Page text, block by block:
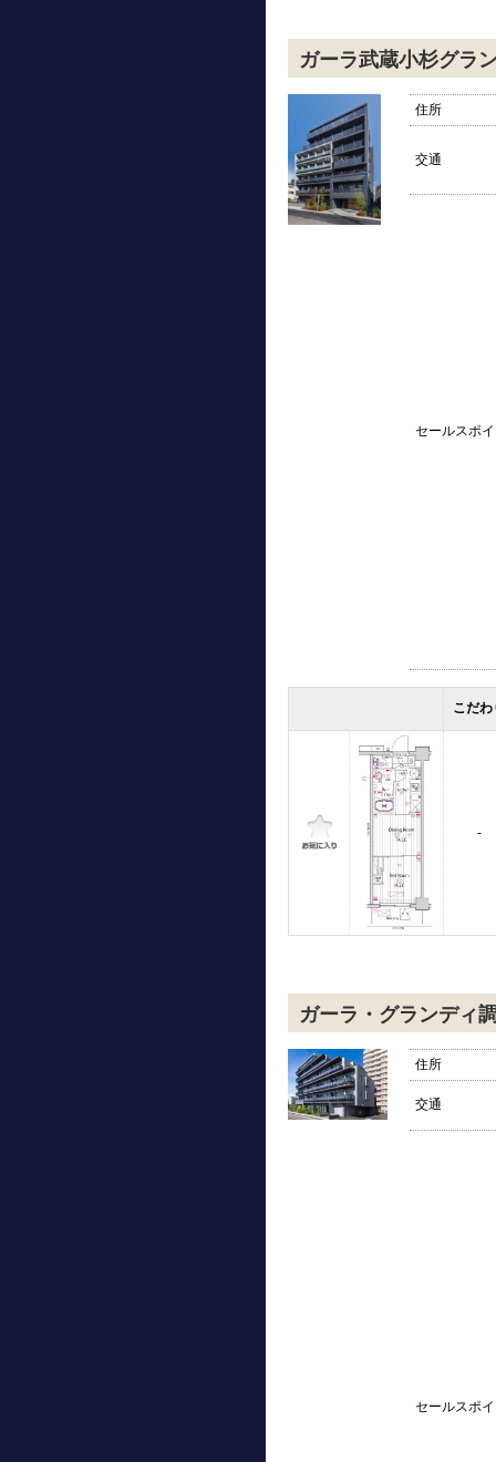
ガーラ武蔵小杉グラ
住所
交通
セールスポ
こだわ
-
ガーラ・グランディ
住所
交通
セールスポ